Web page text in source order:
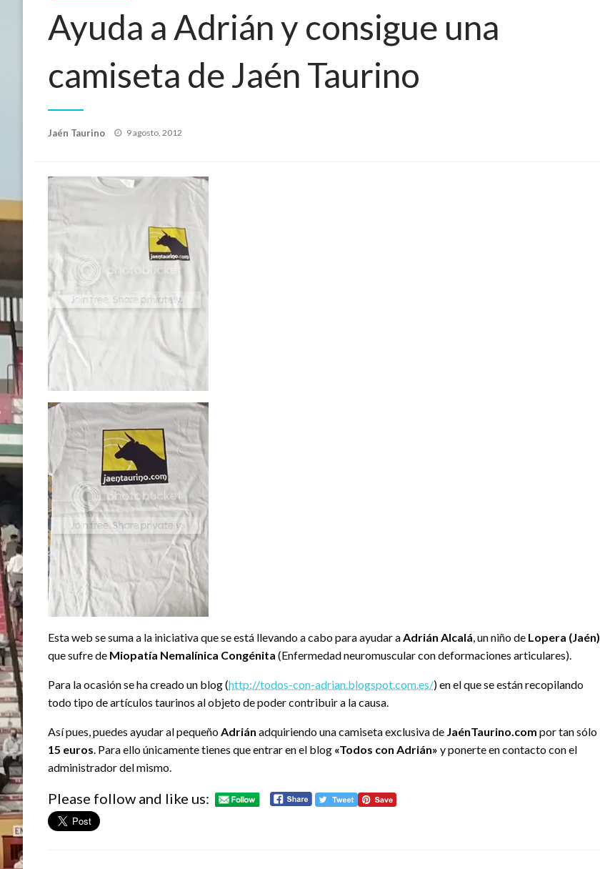
Ayuda a Adrián y consigue una
camiseta de Jaén Taurino
Jaén Taurino
Publicado
9 agosto, 2012
Esta web se suma a la iniciativa que se está llevando a cabo para ayudar aAdrián Alcalá, un niño de Lopera (Jaén)
que sufre de Miopatía Nemalínica Congénita (Enfermedad neuromuscular con deformaciones articulares).
Para la ocasión se ha creado un blog (http://todos-con-adrian.blogspot.com.es/) en el que se están recopilando
todo tipo de artículos taurinos al objeto de poder contribuir a la causa.
Así pues, puedes ayudar al pequeñoAdrián adquiriendo una camiseta exclusiva de JaénTaurino.com por tan sólo
15 euros. Para ello únicamente tienes que entrar en el blog «Todos con Adrián» y ponerte en contacto con el
administrador del mismo.
Please follow and like us: